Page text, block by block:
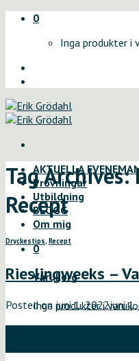
Skip
0
Inga produkter i
AKTUELLA
Provningar
Utbildning
BLOGG
Om mig
0
Varukorg
Inga produkter i
Tag Archives:
Recept
Dryckestips, Recept
Rieslingweeks –
Posted on juni 1, 2022juni